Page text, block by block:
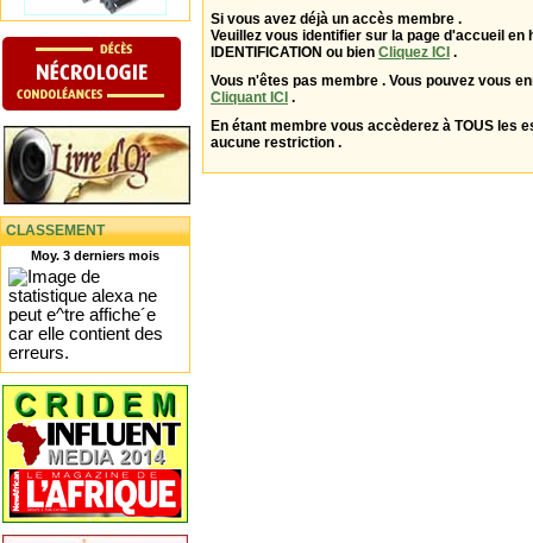
CLASSEMENT
Moy. 3 derniers mois
Si vous avez déjà un accès membre .
Veuillez vous identifier sur la page d'accueil en
IDENTIFICATION ou bien Cliquez ICI .
Vous n'êtes pas membre . Vous pouvez vous
Cliquant ICI .
En étant membre vous accèderez à TOUS les
aucune restriction .